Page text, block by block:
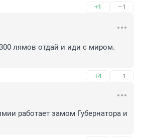
+1 –1
лямов отдай и иди с миром.
+4 –1
работает замом Губернатора и